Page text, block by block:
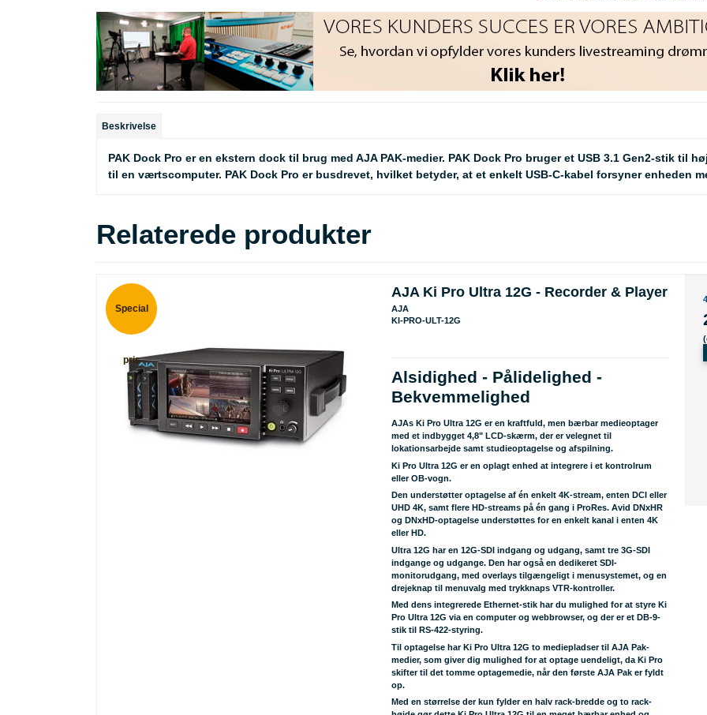
Beskrivelse
PAK Dock Pro er en ekstern dock til brug med AJA PAK-medier. PAK Dock Pro bruger et USB 3.1 Gen2-stik til
til en værtscomputer. PAK Dock Pro er busdrevet, hvilket betyder, at et enkelt USB-C-kabel forsyner enheden
Relaterede produkter
Special
pris
AJA Ki Pro Ultra 12G - Recorder & Player
AJA
KI-PRO-ULT-12G
Alsidighed - Pålidelighed -
Bekvemmelighed
AJAs Ki Pro Ultra 12G er en kraftfuld, men bærbar medieoptager
med et indbygget 4,8" LCD-skærm, der er velegnet til
lokationsarbejde samt studieoptagelse og afspilning.
Ki Pro Ultra 12G er en oplagt enhed at integrere i et kontrolrum
eller OB-vogn.
Den understøtter optagelse af én enkelt 4K-stream, enten DCI eller
UHD 4K, samt flere HD-streams på én gang i ProRes. Avid DNxHR
og DNxHD-optagelse understøttes for en enkelt kanal i enten 4K
eller HD.
Ultra 12G har en 12G-SDI indgang og udgang, samt tre 3G-SDI
indgange og udgange. Den har også en dedikeret SDI-
monitorudgang, med overlays tilgængeligt i menusystemet, og en
drejeknap til menuvalg med trykknaps VTR-kontroller.
Med dens integrerede Ethernet-stik har du mulighed for at styre Ki
Pro Ultra 12G via en computer og webbrowser, og der er et DB-9-
stik til RS-422-styring.
Til optagelse har Ki Pro Ultra 12G to mediepladser til AJA Pak-
medier, som giver dig mulighed for at optage uendeligt, da Ki Pro
skifter til det tomme optagemedie, når den første AJA Pak er fyldt
op.
Med en størrelse der kun fylder en halv rack-bredde og to rack-